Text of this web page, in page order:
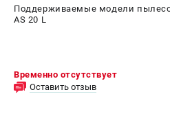
Поддерживаемые модели
AS 20 L
Временно отсутствует
Оставить отзыв